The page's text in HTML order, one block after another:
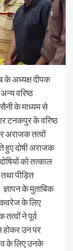
के अध्यक्ष दीपक
वरिष्ठ
के माध्यम से
टनकपुर के वरिष्ठ
अराजक तत्वों
हुए दोषी अराजक
को तत्काल
पीड़ित
ज्ञापन के मुताबिक
कवरेज के लिए
ने पूर्व
होकर उन पर
के लिए उनके